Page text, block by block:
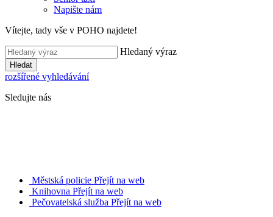
Napište nám
Vítejte, tady vše v POHO najdete!
Hledaný výraz
Hledat
rozšířené vyhledávání
Sledujte nás
Městská policie Přejít na web
Knihovna Přejít na web
Pečovatelská služba Přejít na web